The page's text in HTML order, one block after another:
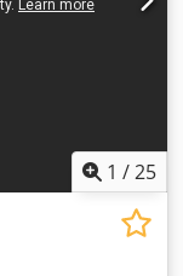
1 /25